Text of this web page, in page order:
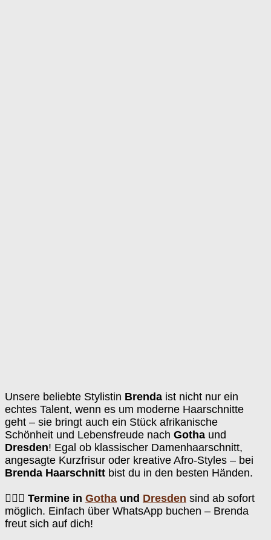
Unsere beliebte Stylistin Brenda ist nicht nur ein
echtes Talent, wenn es um moderne Haarschnitte
geht – sie bringt auch ein Stück afrikanische
Schönheit und Lebensfreude nach Gotha und
Dresden! Egal ob klassischer Damenhaarschnitt,
angesagte Kurzfrisur oder kreative Afro-Styles – bei
Brenda Haarschnitt bist du in den besten Händen.
💇🏽‍♀️ Termine in Gotha und Dresden sind ab sofort
möglich. Einfach über WhatsApp buchen – Brenda
freut sich auf dich!